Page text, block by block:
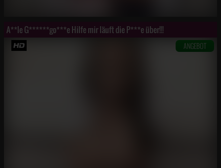
A**le G******go***e Hilfe mir läuft die P***e über!!!
ANGEBOT